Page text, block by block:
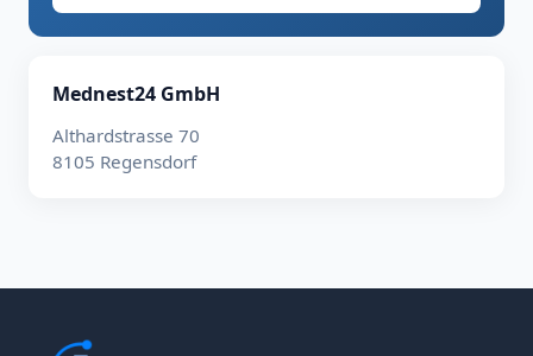
Mednest24 GmbH
Althardstrasse 70
8105 Regensdorf